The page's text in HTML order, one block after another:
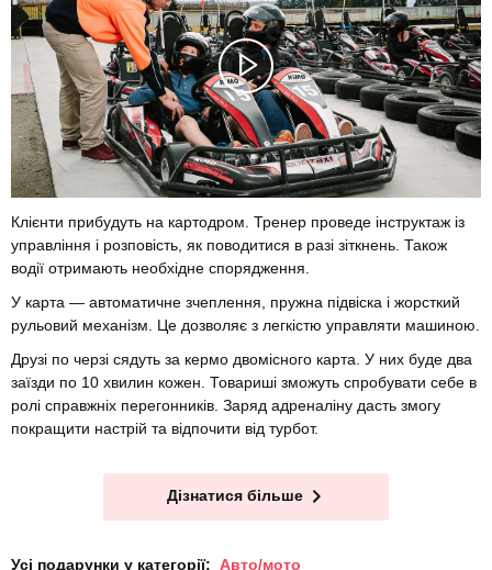
Клієнти прибудуть на картодром. Тренер проведе інструктаж із
управління і розповість, як поводитися в разі зіткнень. Також
водії отримають необхідне спорядження.
У карта — автоматичне зчеплення, пружна підвіска і жорсткий
рульовий механізм. Це дозволяє з легкістю управляти машиною.
Друзі по черзі сядуть за кермо двомісного карта. У них буде два
заїзди по 10 хвилин кожен. Товариші зможуть спробувати себе в
ролі справжніх перегонників. Заряд адреналіну дасть змогу
покращити настрій та відпочити від турбот.
Дізнатися більше
Усі подарунки у категорії: Авто/мото